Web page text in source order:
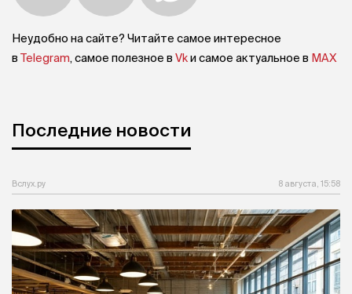
Неудобно на сайте? Читайте самое интересное
в Telegram, самое полезное в Vkи самое актуальное в MAX
Последние новости
Вслух.ру 8 августа, 15:58